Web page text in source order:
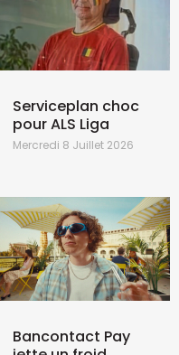
Serviceplan choc
pour ALS Liga
Mercredi 8 Juillet 2026
Bancontact Pay